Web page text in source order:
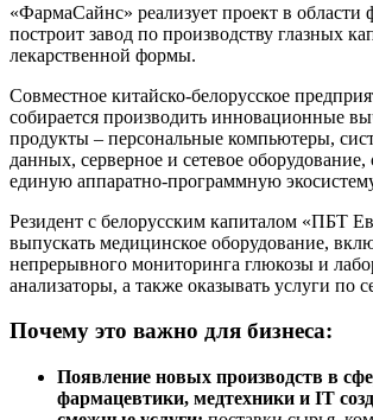
«ФармаСайнс» реализует проект в области
построит завод по производству глазных
лекарственной формы.
Совместное китайско-белорусское
собирается производить инновационные
продукты – персональные компьютеры,
данных, серверное и сетевое
единую аппаратно-программную
Резидент с белорусским капиталом «ПБТ
выпускать медицинское оборудование,
непрерывного мониторинга глюкозы и
анализаторы, а также оказывать услуги по
Почему это важно для бизнеса:
Появление новых производств в
фармацевтики, медтехники и IT